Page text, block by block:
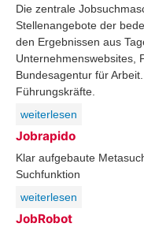
Die zentrale
Stellenangebote der
den Ergebnissen aus
Unternehmenswebsites,
Bundesagentur für
Führungskräfte.
weiterlesen
Jobrapido
Klar aufgebaute
Suchfunktion
weiterlesen
JobRobot